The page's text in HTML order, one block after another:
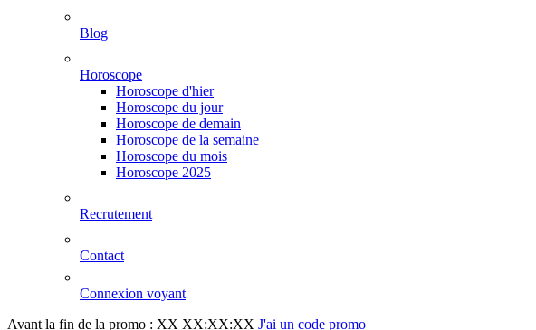
Blog
Horoscope
Horoscope d'hier
Horoscope du jour
Horoscope de demain
Horoscope de la semaine
Horoscope du mois
Horoscope 2025
Recrutement
Contact
Connexion voyant
Avant la fin de la promo : XX XX:XX:XX J'ai un code promo